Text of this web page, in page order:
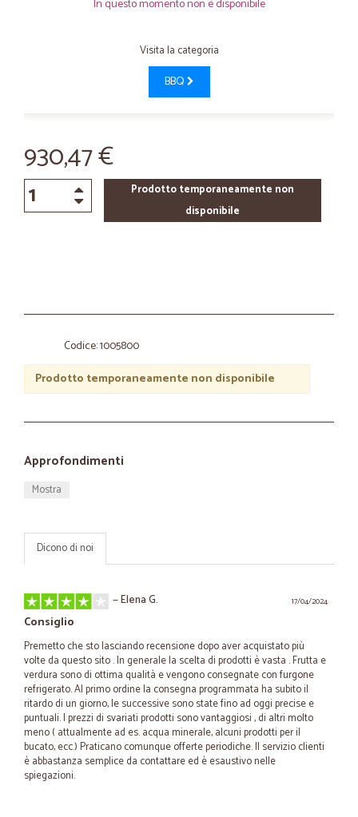
In questo momento non è disponibile
Visita la categoria
BBQ
930,47 €
Prodotto temporaneamente non
disponibile
Codice: 1005800
Prodotto temporaneamente non disponibile
Approfondimenti
Mostra
Dicono di noi
17/04/2024
—Elena G.
Consiglio
Premetto che sto lasciando recensione dopo aver acquistato più
volte da questo sito . In generale la scelta di prodotti è vasta . Frutta e
verdura sono di ottima qualità e vengono consegnate con furgone
refrigerato. Al primo ordine la consegna programmata ha subito il
ritardo di un giorno, le successive sono state fino ad oggi precise e
puntuali. I prezzi di svariati prodotti sono vantaggiosi , di altri molto
meno ( attualmente ad es. acqua minerale, alcuni prodotti per il
bucato, ecc.) Praticano comunque offerte periodiche. Il servizio clienti
è abbastanza semplice da contattare ed è esaustivo nelle
spiegazioni.